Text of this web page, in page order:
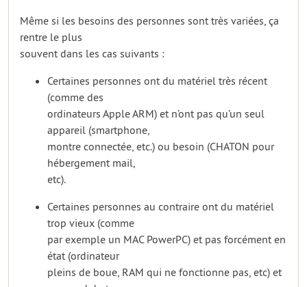
Même si les besoins des personnes sont très variées, ça
rentre le plus
souvent dans les cas suivants :
Certaines personnes ont du matériel très récent
(comme des
ordinateurs Apple ARM) et n’ont pas qu’un seul
appareil (smartphone,
montre connectée, etc.) ou besoin (CHATON pour
hébergement mail,
etc).
Certaines personnes au contraire ont du matériel
trop vieux (comme
par exemple un MAC PowerPC) et pas forcément en
état (ordinateur
pleins de boue, RAM qui ne fonctionne pas, etc) et